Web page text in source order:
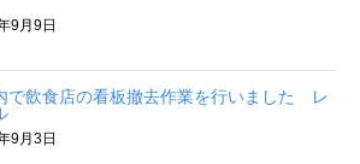
9月9日
で飲食店の看板撤去作業を行いました レ
9月3日